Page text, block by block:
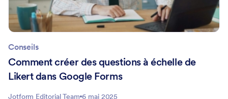
Conseils
Comment créer des questions à échelle de
Likert dans Google Forms
Jotform Editorial Team 6 mai 2025